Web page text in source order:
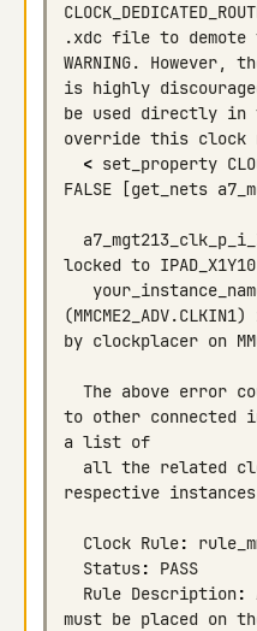
.xdc file to demote
WARNING. However,
is highly
be used directly in
override this clock
< set_property
FALSE
[get_nets
locked to IPAD_X1Y10
(MMCME2_ADV.CLKIN1)
by clockplacer on
The above error
to other connected
a list of
all the related
respective instances
Clock Rule:
Status:
PASS
Rule Description:
must be placed on